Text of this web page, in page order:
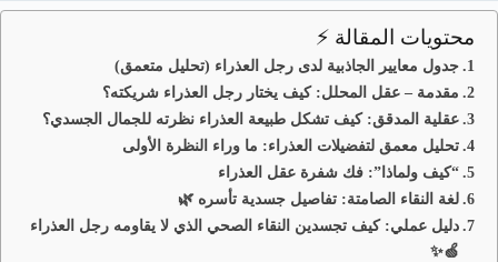
محتويات المقالة ⚡
جدول معايير الجاذبية لدى رجل العذراء (تحليل متعمق)
مقدمة – عقل المحلل: كيف يختار رجل العذراء شريكته؟
عقلية المدقق: كيف تشكل طبيعة العذراء نظرته للجمال الجسدي؟
تحليل معمق لتفضيلات العذراء: ما وراء النظرة الأولى
“كيف ولماذا”: فك شفرة عقل العذراء
لغة النقاء الصامتة: تفاصيل جسدية تأسره 🌿
دليل عملي: كيف تجسدين النقاء الصحي الذي لا يقاومه رجل العذراء
🍏✨